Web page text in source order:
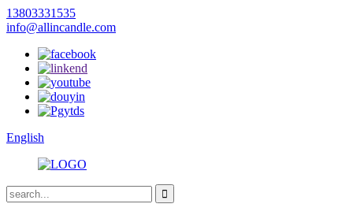
13803331535
info@allincandle.com
English